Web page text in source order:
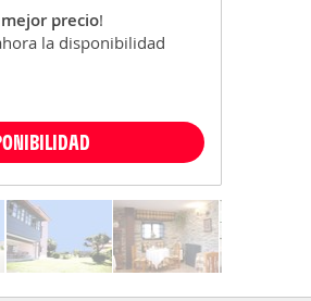
mejor precio!
la disponibilidad